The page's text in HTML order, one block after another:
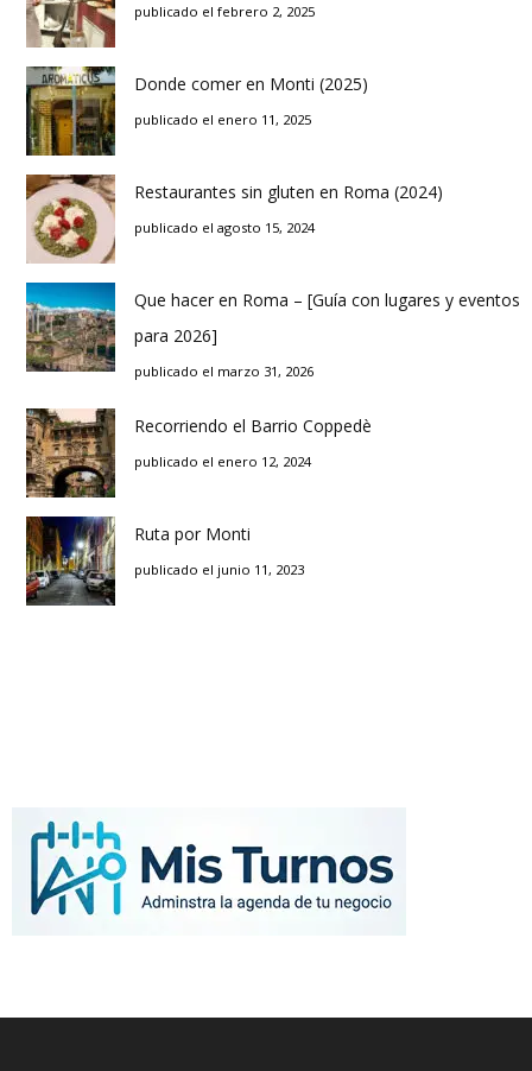
publicado el febrero 2, 2025
Donde comer en Monti (2025)
publicado el enero 11, 2025
Restaurantes sin gluten en Roma (2024)
publicado el agosto 15, 2024
Que hacer en Roma – [Guía con lugares y eventos
para 2026]
publicado el marzo 31, 2026
Recorriendo el Barrio Coppedè
publicado el enero 12, 2024
Ruta por Monti
publicado el junio 11, 2023